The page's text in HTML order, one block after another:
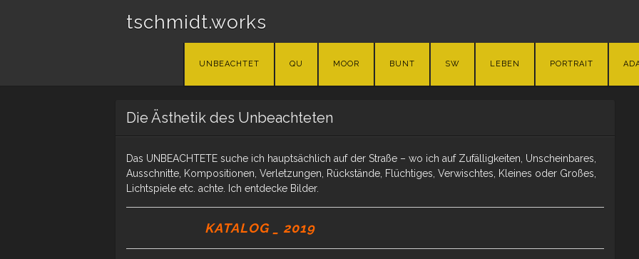
tschmidt.works
Skip
UNBEACHTET QU MOOR BUNT SW LEBEN PORTRAIT
Die Ästhetik des Unbeachteten
Das UNBEACHTETE suche ich hauptsächlich auf der Straße – wo ich auf Zufälligkeiten, Unscheinbares,
Ausschnitte, Kompositionen, Verletzungen, Rückstände, Flüchtiges, Verwischtes, Kleines oder Großes,
Lichtspiele etc. achte. Ich entdecke Bilder.
KATALOG _ 2019